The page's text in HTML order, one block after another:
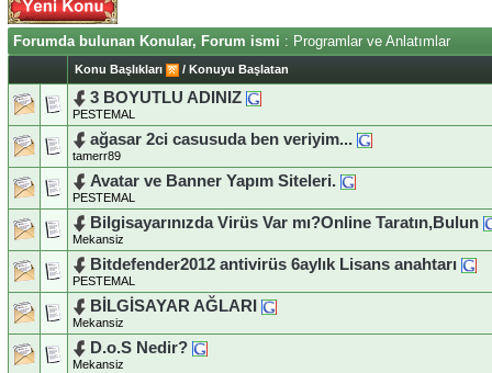
Forumda bulunan Konular, Forum ismi : Programlar ve Anlatımlar
Konu Başlıkları / Konuyu Başlatan
3 BOYUTLU ADINIZ
PESTEMAL
ağasar 2ci casusuda ben veriyim...
tamerr89
Avatar ve Banner Yapım Siteleri.
PESTEMAL
Bilgisayarınızda Virüs Var mı?Online Taratın,Bulun
Mekansiz
Bitdefender2012 antivirüs 6aylık Lisans anahtarı
PESTEMAL
BİLGİSAYAR AĞLARI
Mekansiz
D.o.S Nedir?
Mekansiz